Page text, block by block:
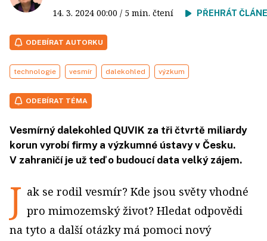
14. 3. 2024 00:00 / 5 min. čtení PŘEHRÁT
ODEBÍRAT AUTORKU
technologie vesmír dalekohled výzkum
ODEBÍRAT TÉMA
Vesmírný dalekohled QUVIK za tři čtvrtě miliardy
korun vyrobí firmy a výzkumné ústavy v Česku.
V zahraničí je už teď o budoucí data velký zájem.
J ak se rodil vesmír? Kde jsou světy vhodné
pro mimozemský život? Hledat odpovědi
na tyto a další otázky má pomoci nový